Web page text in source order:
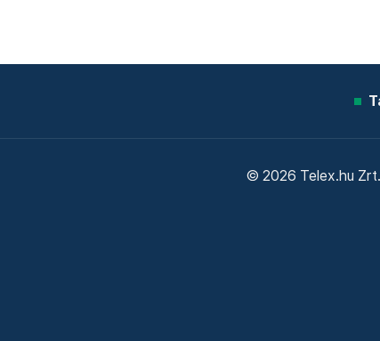
© 2026 Telex.hu Zrt.